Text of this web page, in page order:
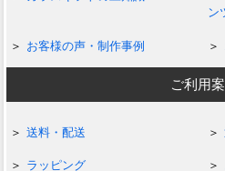
ン
お客様の声・制作事例
ご利用
送料・配送
ラッピング